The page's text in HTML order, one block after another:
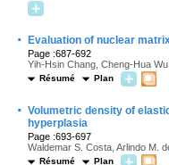
· Evaluation of nuclear
Page :687-692
Yih-Hsin Chang, Cheng-Hua
Résumé Plan
· Volumetric density of
hyperplasia
Page :693-697
Waldemar S. Costa, Arlindo M.
Résumé Plan